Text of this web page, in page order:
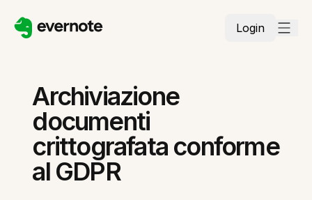
Login
Archiviazione
documenti
crittografata conforme
al GDPR